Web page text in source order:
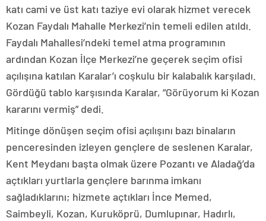
katı cami ve üst katı taziye evi olarak hizmet verecek
Kozan Faydalı Mahalle Merkezi’nin temeli edilen atıldı.
Faydalı Mahallesi’ndeki temel atma programının
ardından Kozan İlçe Merkezi’ne geçerek seçim ofisi
açılışına katılan Karalar’ı coşkulu bir kalabalık karşıladı.
Gördüğü tablo karşısında Karalar, “Görüyorum ki Kozan
kararını vermiş” dedi.
Mitinge dönüşen seçim ofisi açılışını bazı binaların
penceresinden izleyen gençlere de seslenen Karalar,
Kent Meydanı başta olmak üzere Pozantı ve Aladağ’da
açtıkları yurtlarla gençlere barınma imkanı
sağladıklarını; hizmete açtıkları İnce Memed,
Saimbeyli, Kozan, Kuruköprü, Dumlupınar, Hadırlı,